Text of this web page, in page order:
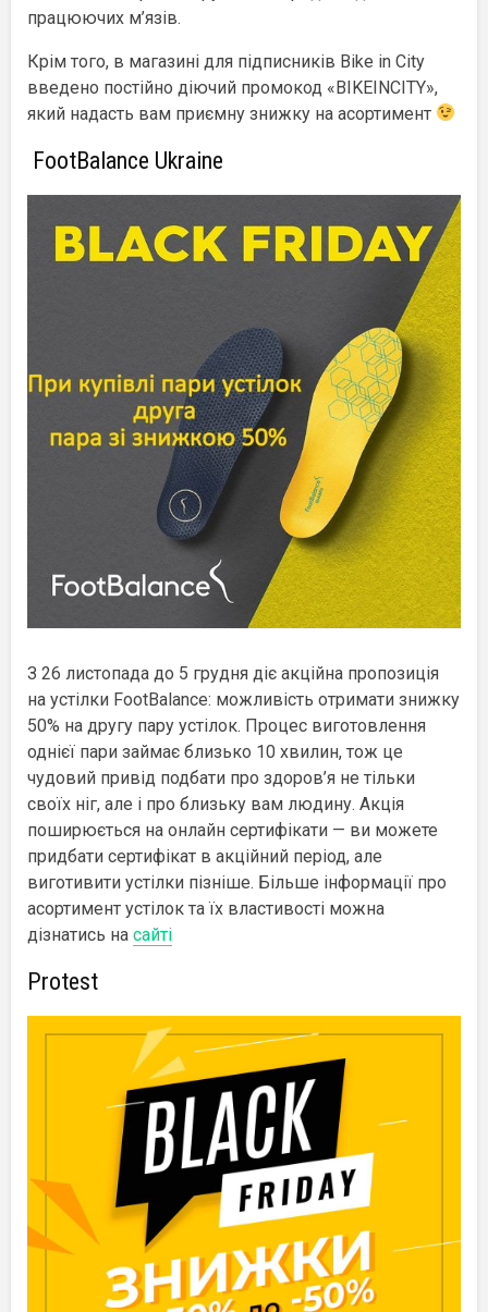
працюючих м’язів.
Крім того, в магазині для підписників Bike in City
введено постійно діючий промокод «BIKEINCITY»,
який надасть вам приємну знижку на асортимент
FootBalance Ukraine
З 26 листопада до 5 грудня діє акційна пропозиція
на устілки FootBalance: можливість отримати знижку
50% на другу пару устілок. Процес виготовлення
однієї пари займає близько 10 хвилин, тож це
чудовий привід подбати про здоров’я не тільки
своїх ніг, але і про близьку вам людину. Акція
поширюється на онлайн сертифікати — ви можете
придбати сертифікат в акційний період, але
виготивити устілки пізніше. Більше інформації про
асортимент устілок та їх властивості можна
дізнатись на сайті
Protest